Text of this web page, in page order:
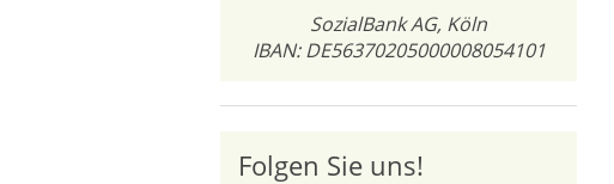
SozialBank AG, Köln
IBAN: DE56370205000008054101
Folgen Sie uns!